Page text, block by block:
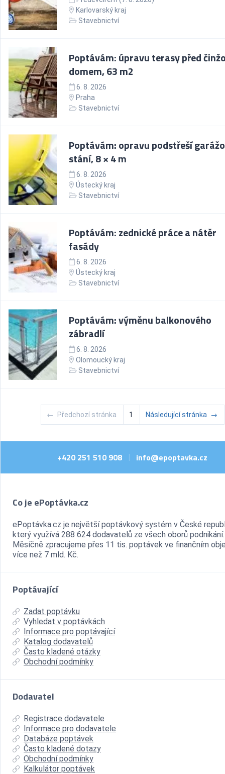
Karlovarský kraj
Stavebnictví
Poptávám: úpravu terasy před
domem, 63 m2
6. 8. 2026
Praha
Stavebnictví
Poptávám: opravu podstřeší
stání, 8 × 4 m
6. 8. 2026
Ústecký kraj
Stavebnictví
Poptávám: zednické práce a nátěr
fasády
6. 8. 2026
Ústecký kraj
Stavebnictví
Poptávám: výměnu balkonového
zábradlí
6. 8. 2026
Olomoucký kraj
Stavebnictví
← Předchozí stránka 1 Následující stránka →
+420 251 510 908 | info@epoptavka.cz
Co je ePoptávka.cz
ePoptávka.cz je největší poptávkový systém v České
který využívá 288 624 dodavatelů ze všech oborů podnikání.
Měsíčně zpracujeme přes 11 tis. poptávek ve finančním
více než 7 mld. Kč.
Poptávající
Zadat poptávku
Vyhledat v poptávkách
Informace pro poptávající
Katalog dodavatelů
Často kladené otázky
Obchodní podmínky
Dodavatel
Registrace dodavatele
Informace pro dodavatele
Databáze poptávek
Často kladené dotazy
Obchodní podmínky
Kalkulátor poptávek